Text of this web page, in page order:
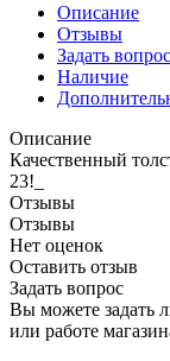
Описание
Отзывы
Задать вопрос
Наличие
Описание
Качественный
23!_
Отзывы
Отзывы
Нет оценок
Оставить отзыв
Задать вопрос
Вы можете задать
или работе